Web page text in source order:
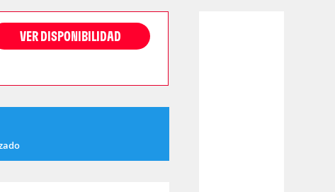
VER DISPONIBILIDAD